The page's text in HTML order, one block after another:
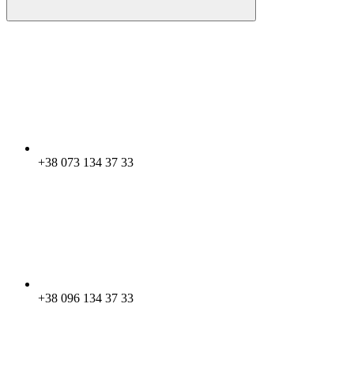
+38 073 134 37 33
+38 096 134 37 33